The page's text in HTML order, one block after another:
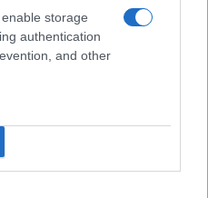
storage
authentication
and other
con bombole, intervento dei
dalle fiamme a La
a Monti d’à rena